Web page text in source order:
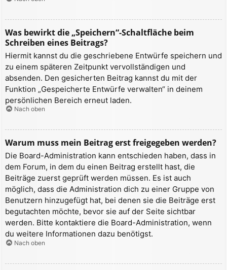
Was bewirkt die „Speichern“-Schaltfläche beim
Schreiben eines Beitrags?
Hiermit kannst du die geschriebene Entwürfe speichern und
zu einem späteren Zeitpunkt vervollständigen und
absenden. Den gesicherten Beitrag kannst du mit der
Funktion „Gespeicherte Entwürfe verwalten“ in deinem
persönlichen Bereich erneut laden.
Nach oben
Warum muss mein Beitrag erst freigegeben werden?
Die Board-Administration kann entschieden haben, dass in
dem Forum, in dem du einen Beitrag erstellt hast, die
Beiträge zuerst geprüft werden müssen. Es ist auch
möglich, dass die Administration dich zu einer Gruppe von
Benutzern hinzugefügt hat, bei denen sie die Beiträge erst
begutachten möchte, bevor sie auf der Seite sichtbar
werden. Bitte kontaktiere die Board-Administration, wenn
du weitere Informationen dazu benötigst.
Nach oben